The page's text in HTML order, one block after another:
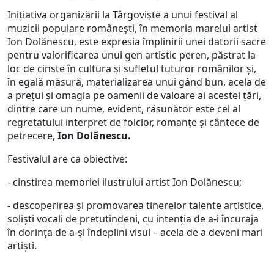
Iniţiativa organizării la Târgovişte a unui festival al
muzicii populare româneşti, în memoria marelui artist
Ion Dolănescu, este expresia împlinirii unei datorii sacre
pentru valorificarea unui gen artistic peren, păstrat la
loc de cinste în cultura şi sufletul tuturor românilor şi,
în egală măsură, materializarea unui gând bun, acela de
a preţui şi omagia pe oamenii de valoare ai acestei ţări,
dintre care un nume, evident, răsunător este cel al
regretatului interpret de folclor, romanţe şi cântece de
petrecere, Ion Dolănescu.
Festivalul are ca obiective:
- cinstirea memoriei ilustrului artist Ion Dolănescu;
- descoperirea și promovarea tinerelor talente artistice,
soliști vocali de pretutindeni, cu intenția de a-i încuraja
în dorința de a-și îndeplini visul – acela de a deveni mari
artiști.